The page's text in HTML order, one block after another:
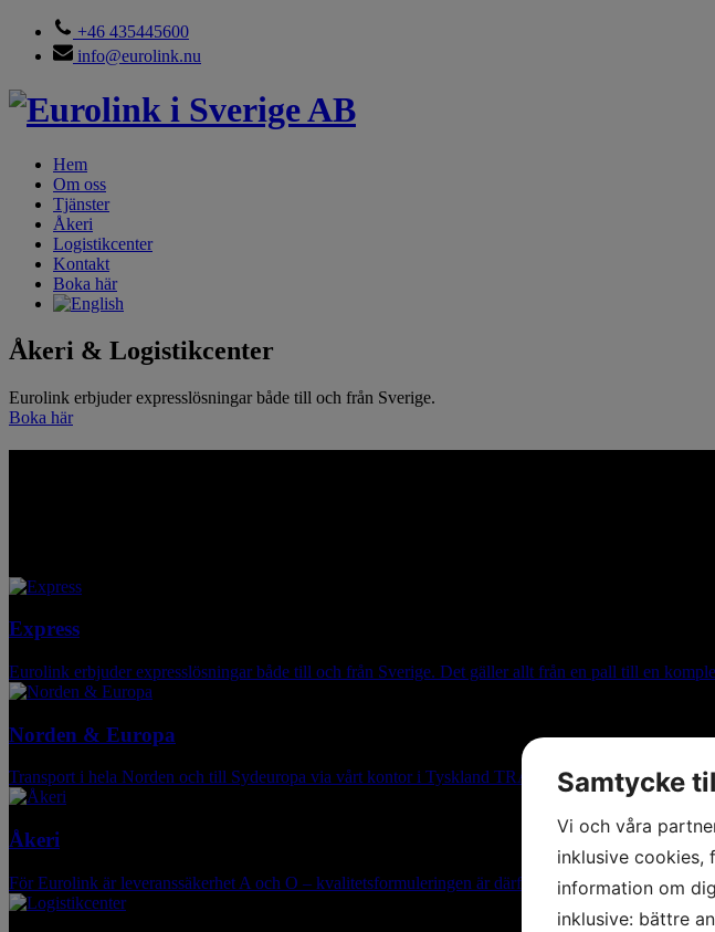
+46 435445600
info@eurolink.nu
Hem
Om oss
Tjänster
Åkeri
Logistikcenter
Kontakt
Boka här
Åkeri & Logistikcenter
Eurolink erbjuder expresslösningar både till och från Sverige.
Boka här
Express
Eurolink erbjuder expresslösningar både till och från Sverige. Det gäller allt från en pall till en
Norden & Europa
Transport i hela Norden och till Sydeuropa via vårt kontor i Tyskland TRAVEMÜNDE.
Åkeri
För Eurolink är leveranssäkerhet A och O – kvalitetsformuleringen är därför självklar: Rätt last, på
Samtycke
Vi och våra
inklusive cookies,
information om
inklusive: bättre